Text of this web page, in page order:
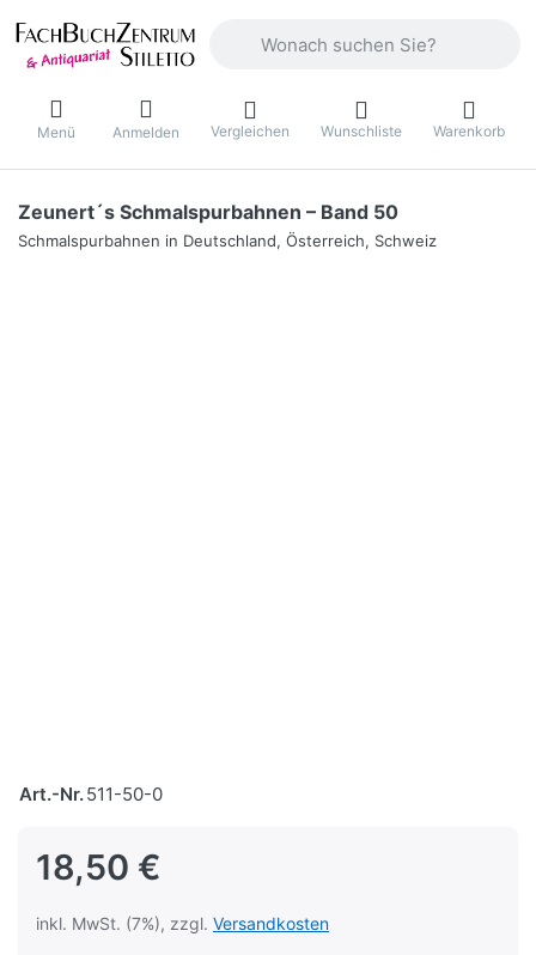
Menü Anmelden Vergleichen Wunschliste Warenkorb
Zeunert´s Schmalspurbahnen – Band 50
Schmalspurbahnen in Deutschland, Österreich, Schweiz
Art.-Nr.511-50-0
18,50 €
inkl. MwSt. (7%), zzgl. Versandkosten